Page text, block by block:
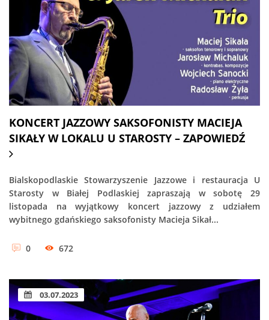
KONCERT JAZZOWY SAKSOFONISTY MACIEJA
SIKAŁY W LOKALU U STAROSTY – ZAPOWIEDŹ
Bialskopodlaskie Stowarzyszenie Jazzowe i restauracja U
Starosty w Białej Podlaskiej zapraszają w sobotę 29
listopada na wyjątkowy koncert jazzowy z udziałem
wybitnego gdańskiego saksofonisty Macieja Sikał...
0 672
03.07.2023